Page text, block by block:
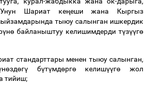
Шариат кеңеши жана
Кыргыз
тыюу салынган ишкердик
үнө байланыштуу келишимдерди түзүүгө
стандарттары менен тыюу салынган,
нөздөгү бүтүмдөргө келишүүгө
жол
тийиш;